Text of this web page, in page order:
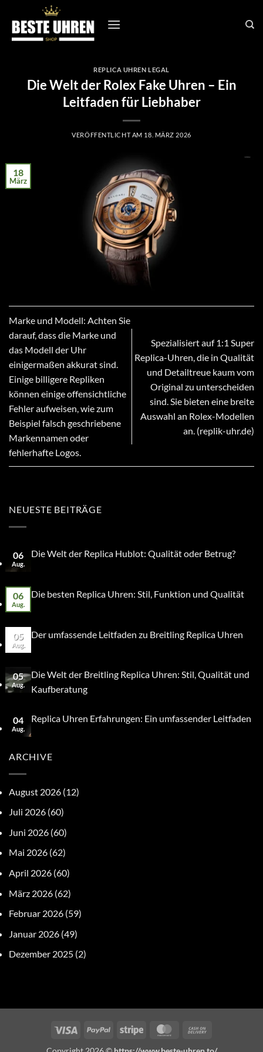
Inhalt
springen
REPLICA UHREN LEGAL
Die Welt der Rolex Fake Uhren – Ein
Leitfaden für Liebhaber
VERÖFFENTLICHT AM 18. MÄRZ 2026
18
März
Marke und Modell: Achten Sie
darauf, dass die Marke und
das Modell der Uhr
einigermaßen akkurat sind.
Einige billigere Repliken
können einige offensichtliche
Fehler aufweisen, wie zum
Beispiel falsch geschriebene
Markennamen oder
fehlerhafte Logos.
Spezialisiert auf 1:1 Super
Replica-Uhren, die in Qualität
und Detailtreue kaum vom
Original zu unterscheiden
sind. Sie bieten eine breite
Auswahl an Rolex-Modellen
an. (replik-uhr.de)
NEUESTE BEITRÄGE
06
Aug.
Die Welt der Replica Hublot: Qualität oder Betrug?
06
Aug.
Die besten Replica Uhren: Stil, Funktion und Qualität
05
Aug.
Der umfassende Leitfaden zu Breitling Replica Uhren
05
Aug.
Die Welt der Breitling Replica Uhren: Stil, Qualität und
Kaufberatung
04
Aug.
Replica Uhren Erfahrungen: Ein umfassender Leitfaden
ARCHIVE
August 2026 (12)
Juli 2026 (60)
Juni 2026 (60)
Mai 2026 (62)
April 2026 (60)
März 2026 (62)
Februar 2026 (59)
Januar 2026 (49)
Dezember 2025 (2)
Visa PayPal Stripe MasterCard